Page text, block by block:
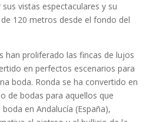
vistas espectaculares y su
120 metros desde el fondo del
han proliferado las fincas de lujos
en perfectos escenarios para
boda. Ronda se ha convertido en
de bodas para aquellos que
en Andalucía (España),